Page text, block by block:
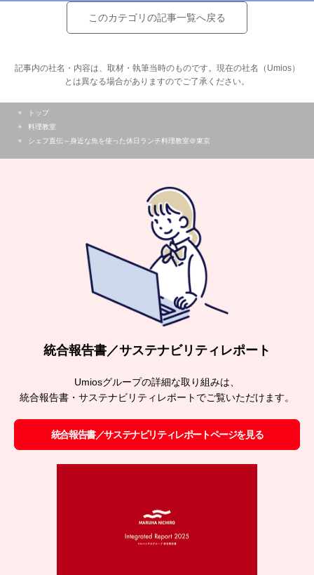
このカテゴリの記事一覧へ戻る
記事内の社名・内容は、取材・執筆当時のものです。現在の社名（Umios）
とは異なる場合がありますのでご了承ください。
トップ
料理教室
シェフ直伝～身近な魚を使った休日ランチ料理教室＠東京
統合報告書／サステナビリティレポート
Umiosグループの詳細な取り組みは、
統合報告書・サステナビリティレポートでご覧いただけます。
統合報告書／サステナビリティレポートページを見る